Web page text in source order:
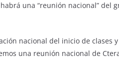
una “reunión nacional” del
nacional del inicio de clases
una reunión nacional de